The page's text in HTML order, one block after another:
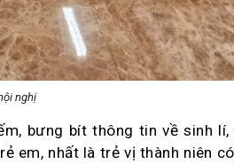
bưng bít thông tin về sinh lí,
em, nhất là trẻ vị thành niên